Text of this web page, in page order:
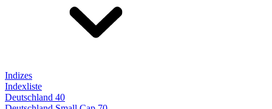
Indizes
Indexliste
Deutschland 40